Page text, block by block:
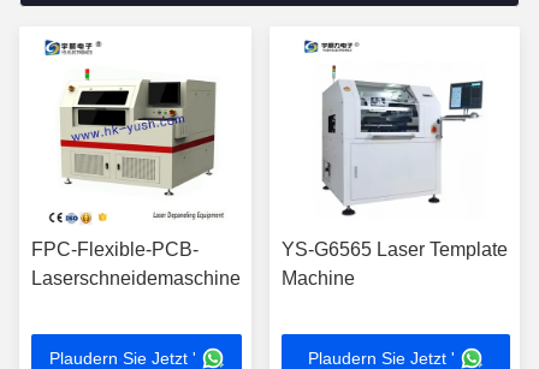
FPC-Flexible-PCB-
Laserschneidemaschine
Plaudern Sie Jetzt '
YS-G6565 Laser Template
Machine
Plaudern Sie Jetzt '